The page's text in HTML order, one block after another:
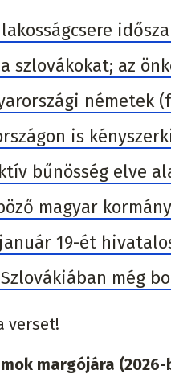
szlovákokat; az
németek
is
bűnösség elve
magyar
19-ét
még
verset!
margójára (2026-